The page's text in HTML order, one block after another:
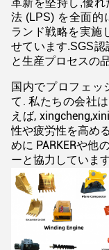
法 (LPS) を全面的
ランド戦略を実施
せています.SGS
と生産プロセスの
国内でプロフェッ
て. 私たちの会社
えば,
性や疲労性を高め
めに PARKERや他
ーと協力していま